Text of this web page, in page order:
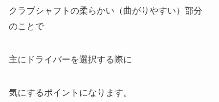
クラブシャフトの柔らかい（曲がりやすい）部分
のことで
主にドライバーを選択する際に
気にするポイントになります。